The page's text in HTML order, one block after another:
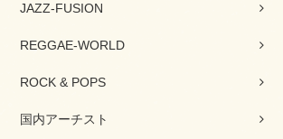
JAZZ-FUSION
REGGAE-WORLD
ROCK & POPS
国内アーチスト